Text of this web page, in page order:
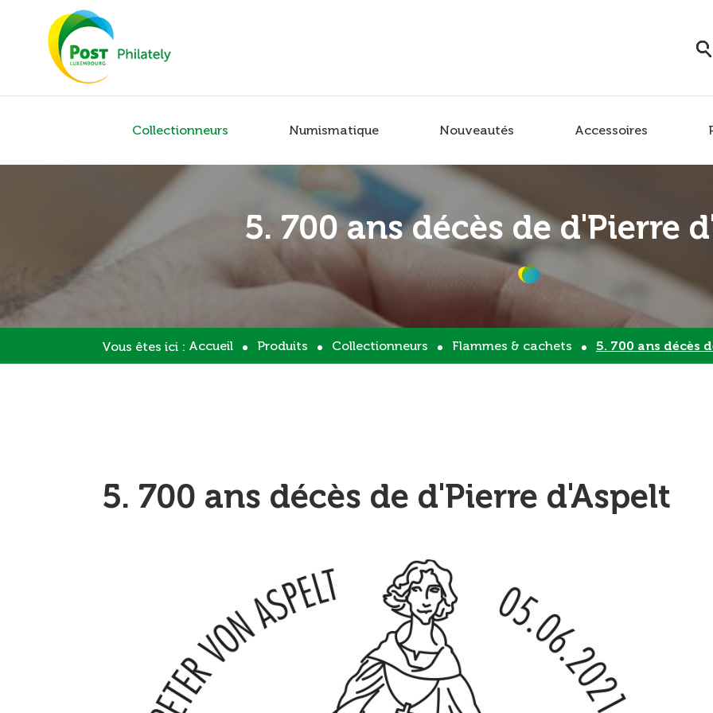
Collectionneurs Numismatique Nouveautés Accessoires
5. 700 ans décès de d'Pierre
Vous êtes ici : Accueil Produits Collectionneurs Flammes & cachets 5. 700 ans décès
5. 700 ans décès de d'Pierre d'Aspelt